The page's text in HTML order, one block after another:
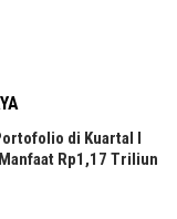
di Kuartal I
Rp1,17 Triliun